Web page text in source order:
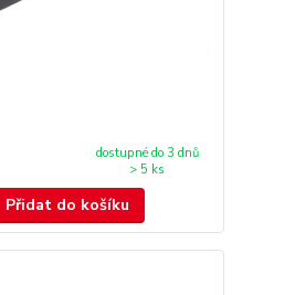
dostupné do 3 dnů
> 5 ks
Přidat do košíku